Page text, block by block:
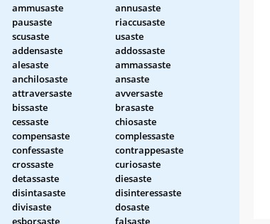
ammusaste
annusaste
pausaste
riaccusaste
scusaste
usaste
addensaste
addossaste
alesaste
ammassaste
anchilosaste
ansaste
attraversaste
avversaste
bissaste
brasaste
cessaste
chiosaste
compensaste
complessaste
confessaste
contrappesaste
crossaste
curiosaste
detassaste
diesaste
disintasaste
disinteressaste
divisaste
dosaste
esborsaste
falsaste